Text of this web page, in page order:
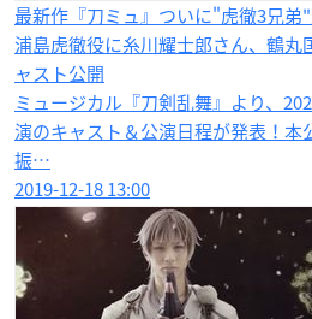
最新作『刀ミュ』ついに"虎徹3兄弟
浦島虎徹役に糸川耀士郎さん、鶴丸
ャスト公開
ミュージカル『刀剣乱舞』より、
演のキャスト＆公演日程が発表！本
振…
2019-12-18 13:00